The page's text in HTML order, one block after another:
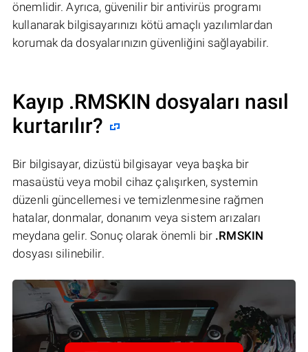
önemlidir. Ayrıca, güvenilir bir antivirüs programı
kullanarak bilgisayarınızı kötü amaçlı yazılımlardan
korumak da dosyalarınızın güvenliğini sağlayabilir.
Kayıp .RMSKIN dosyaları nasıl
kurtarılır?
Bir bilgisayar, dizüstü bilgisayar veya başka bir
masaüstü veya mobil cihaz çalışırken, systemin
düzenli güncellemesi ve temizlenmesine rağmen
hatalar, donmalar, donanım veya sistem arızaları
meydana gelir. Sonuç olarak önemli bir .RMSKIN
dosyası silinebilir.